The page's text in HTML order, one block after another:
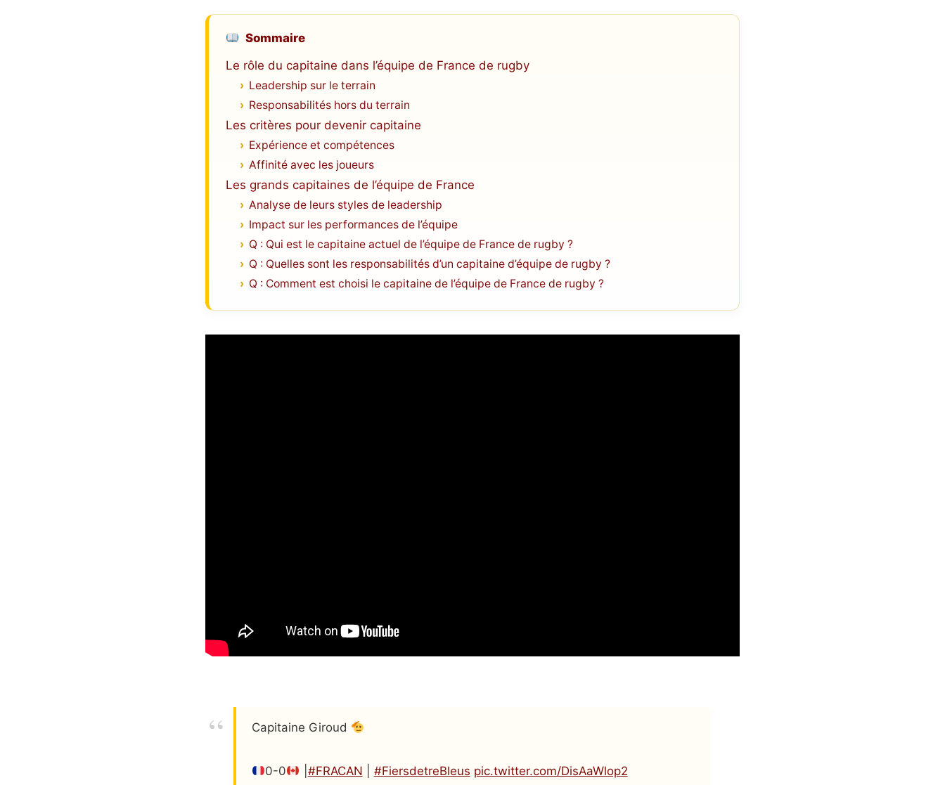
Sommaire
Le rôle du capitaine dans l’équipe de France de rugby
Leadership sur le terrain
Responsabilités hors du terrain
Les critères pour devenir capitaine
Expérience et compétences
Affinité avec les joueurs
Les grands capitaines de l’équipe de France
Analyse de leurs styles de leadership
Impact sur les performances de l’équipe
Q : Qui est le capitaine actuel de l’équipe de France de rugby ?
Q : Quelles sont les responsabilités d’un capitaine d’équipe de rugby ?
Q : Comment est choisi le capitaine de l’équipe de France de rugby ?
Capitaine Giroud
0-0 #FRACAN #FiersdetreBleus pic.twitter.com/DisAaWlop2